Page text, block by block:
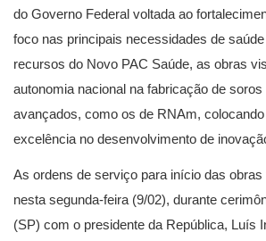
do Governo Federal voltada ao
foco nas principais necessidades de
recursos do Novo PAC Saúde, as obras
autonomia nacional na fabricação de
avançados, como os de RNAm,
excelência no desenvolvimento de
As ordens de serviço para início das
nesta segunda-feira (9/02), durante
(SP) com o presidente da República, Luís